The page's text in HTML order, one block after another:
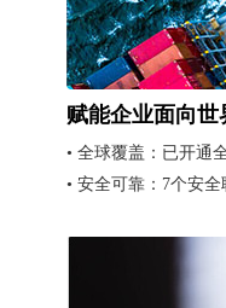
赋能企业面向世
• 全球覆盖：已开通
• 安全可靠：7个安